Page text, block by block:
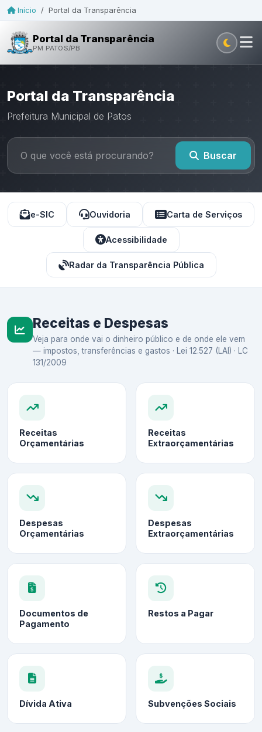
Início / Portal da Transparência
Portal da Transparência
PM PATOS/PB
Portal da Transparência
Prefeitura Municipal de Patos
Buscar
e-SIC Ouvidoria Carta de Serviços
Acessibilidade
Radar da Transparência Pública
Receitas e Despesas
Veja para onde vai o dinheiro público e de onde ele vem
— impostos, transferências e gastos · Lei 12.527 (LAI) · LC
131/2009
Receitas
Orçamentárias
Receitas
Extraorçamentárias
Despesas
Orçamentárias
Despesas
Extraorçamentárias
Documentos de
Pagamento
Restos a Pagar
Dívida Ativa Subvenções Sociais